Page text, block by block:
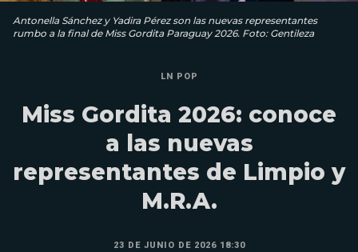
Antonella Sánchez y Yadira Pérez son las nuevas representantes
rumbo a la final de Miss Gordita Paraguay 2026. Foto: Gentileza
LN POP
Miss Gordita 2026: conoce
a las nuevas
representantes de Limpio y
M.R.A.
23 DE JUNIO DE 2026 18:30